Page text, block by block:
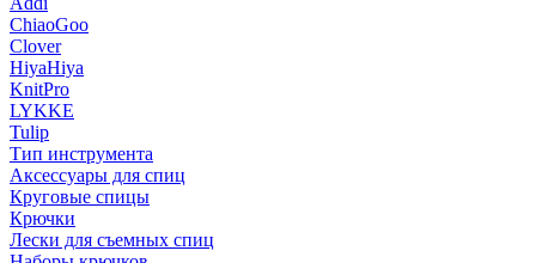
ChiaoGoo
Clover
HiyaHiya
KnitPro
LYKKE
Tulip
Тип инструмента
Аксессуары для спиц
Круговые спицы
Крючки
Лески для съемных спиц